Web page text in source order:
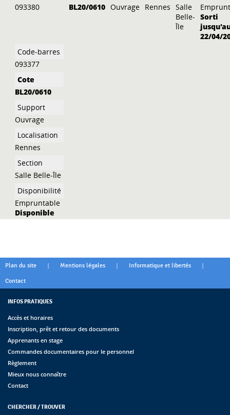
Liste des exemplaires
093380 BL20/0610 Ouvrage Rennes Salle
Belle-
Île
Sorti
22/04/
093377
BL20/0610
Ouvrage
Rennes
Salle Belle-Île
Empruntable
Disponible
Plan du site | Mentions légales | Informatique et libertés |
Contact
INFOS PRATIQUES
Accès et horaires
Inscription, prêt et retour des documents
Apprenants en stage
Commandes documentaires pour le personnel
Règlement
Mieux nous connaître
Contact
CHERCHER / TROUVER